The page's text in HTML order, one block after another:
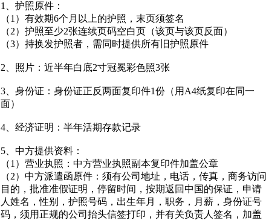
1、护照原件：
（1）有效期6个月以上的护照，末页须签名
（2）护照至少2张连续页码空白页（该页与该页反面）
（3）持换发护照者，需同时提供所有旧护照原件
2、照片：近半年白底2寸冠冕彩色照3张
3、身份证：身份证正反两面复印件1份（用A4纸复印在同一
面）
4、经济证明：半年活期存款记录
5、中方提供资料：
（1）营业执照：中方营业执照副本复印件加盖公章
（2）中方派遣函原件：须有公司地址，电话，传真，商务访问
目的，批准准假证明，停留时间，按期返回中国的保证，申请
人姓名，性别，护照号码，出生年月，职务，月薪，身份证号
码，须用正规的公司抬头信签打印，并有关负责人签名，加盖